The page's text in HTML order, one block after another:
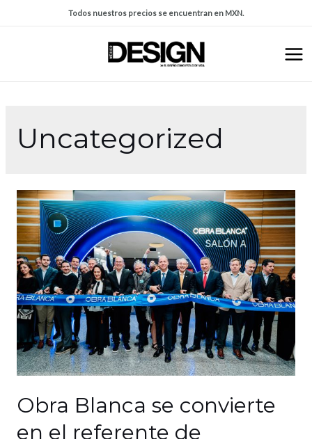
Todos nuestros precios se encuentran en MXN.
Uncategorized
Obra Blanca se convierte
en el referente de